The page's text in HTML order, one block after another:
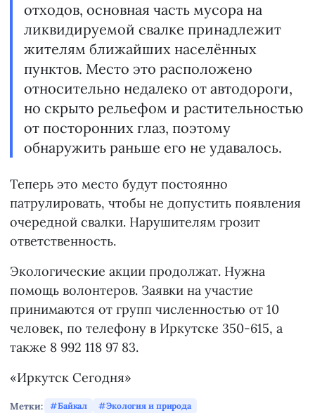
отходов, основная часть мусора на
ликвидируемой свалке принадлежит
жителям ближайших населённых
пунктов. Место это расположено
относительно недалеко от автодороги,
но скрыто рельефом и растительностью
от посторонних глаз, поэтому
обнаружить раньше его не удавалось.
Теперь это место будут постоянно
патрулировать, чтобы не допустить появления
очередной свалки. Нарушителям грозит
ответственность.
Экологические акции продолжат. Нужна
помощь волонтеров. Заявки на участие
принимаются от групп численностью от 10
человек, по телефону в Иркутске 350-615, а
также 8 992 118 97 83.
«Иркутск Сегодня»
Метки: Байкал Экология и природа